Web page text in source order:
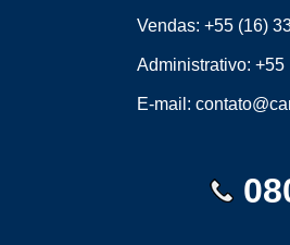
Vendas:+55 (16)
Administrativo:+55
E-mail: